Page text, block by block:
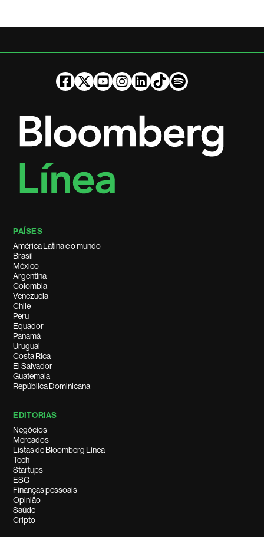
PAÍSES
América Latina e o mundo
Brasil
México
Argentina
Colombia
Venezuela
Chile
Peru
Equador
Panamá
Uruguai
Costa Rica
El Salvador
Guatemala
República Dominicana
EDITORIAS
Negócios
Mercados
Listas de Bloomberg Línea
Tech
Startups
ESG
Finanças pessoais
Opinião
Saúde
Cripto